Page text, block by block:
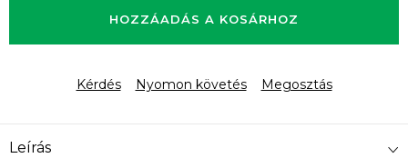
HOZZÁADÁS A KOSÁRHOZ
Kérdés Nyomon követés Megosztás
Leírás